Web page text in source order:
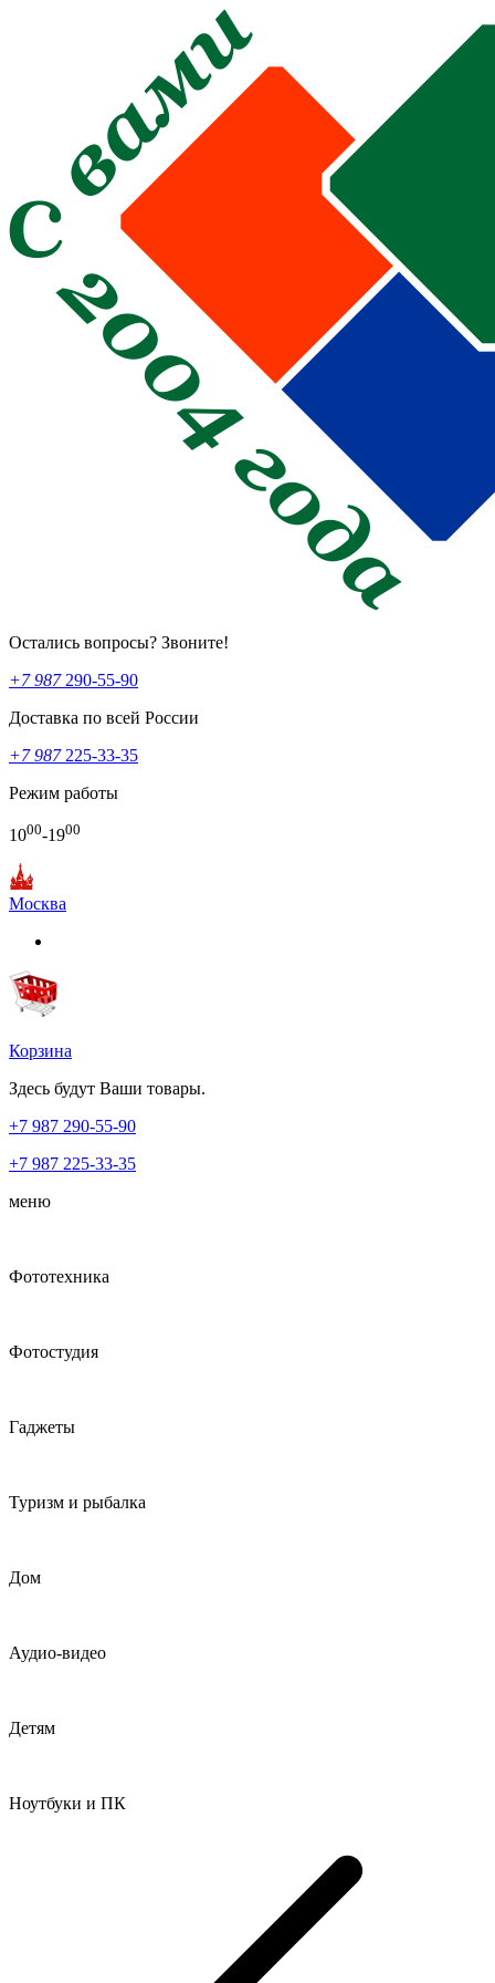
Остались вопросы? Звоните!
+7 987290-55-90
Доставка по всей России
+7 987225-33-35
Режим работы
1000-1900
Москва
Корзина
Здесь будут Ваши товары.
+7 987 290-55-90
+7 987 225-33-35
меню
Фототехника
Фотостудия
Гаджеты
Туризм и рыбалка
Дом
Аудио-видео
Детям
Ноутбуки и ПК